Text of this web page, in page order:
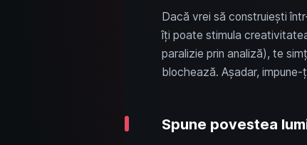
Dacă vrei să construiești
îți poate stimula
paralizie prin analiză), te
blochează. Așadar,
Spune povestea